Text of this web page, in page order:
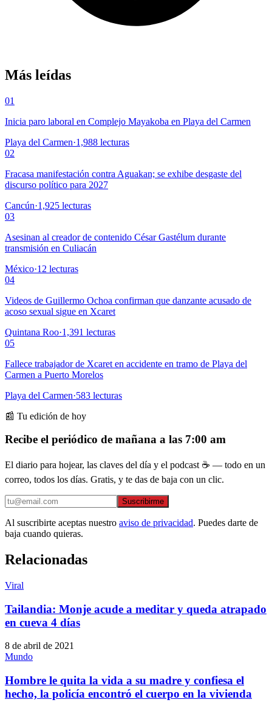
Más leídas
01
Inicia paro laboral en Complejo Mayakoba en Playa del Carmen
Playa del Carmen·1,988 lecturas
02
Fracasa manifestación contra Aguakan; se exhibe desgaste del
discurso político para 2027
Cancún·1,925 lecturas
03
Asesinan al creador de contenido César Gastélum durante
transmisión en Culiacán
México·12 lecturas
04
Videos de Guillermo Ochoa confirman que danzante acusado de
acoso sexual sigue en Xcaret
Quintana Roo·1,391 lecturas
05
Fallece trabajador de Xcaret en accidente en tramo de Playa del
Carmen a Puerto Morelos
Playa del Carmen·583 lecturas
📰 Tu edición de hoy
Recibe el periódico de mañana a las 7:00 am
El diario para hojear, las claves del día y el podcast ☕ — todo en un
correo, todos los días. Gratis, y te das de baja con un clic.
Suscribirme
Al suscribirte aceptas nuestro aviso de privacidad. Puedes darte de
baja cuando quieras.
Relacionadas
Viral
Tailandia: Monje acude a meditar y queda atrapado
en cueva 4 días
8 de abril de 2021
Mundo
Hombre le quita la vida a su madre y confiesa el
hecho, la policía encontró el cuerpo en la vivienda